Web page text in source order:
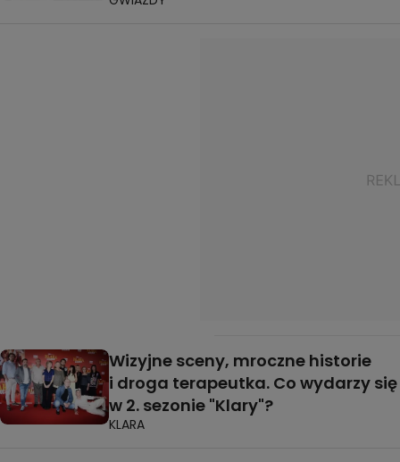
Wizyjne sceny, mroczne historie
i droga terapeutka. Co wydarzy się
w 2. sezonie "Klary"?
KLARA